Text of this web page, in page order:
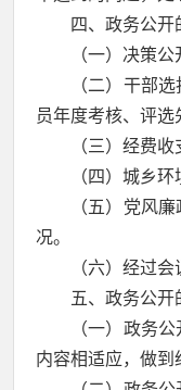
四、政务公开
（一）决策
（二）干部
员年度考核、评选
（三）经费
（四）城乡
（五）党风
况。
（六）经过
五、政务公开
（一）政务
内容相适应，做